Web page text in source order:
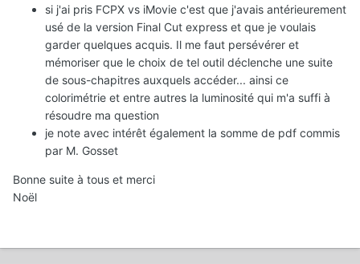
si j'ai pris FCPX vs iMovie c'est que j'avais antérieurement
usé de la version Final Cut express et que je voulais
garder quelques acquis. Il me faut persévérer et
mémoriser que le choix de tel outil déclenche une suite
de sous-chapitres auxquels accéder... ainsi ce
colorimétrie et entre autres la luminosité qui m'a suffi à
résoudre ma question
je note avec intérêt également la somme de pdf commis
par M. Gosset
Bonne suite à tous et merci
Noël